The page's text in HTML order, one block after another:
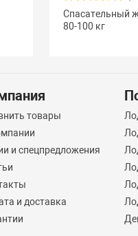
Спасательный
80-100 кг
товары
и спецпредложения
и доставка